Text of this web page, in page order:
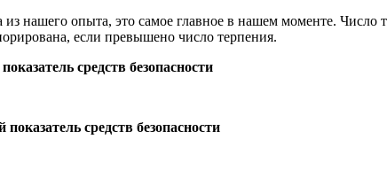
нашего опыта, это самое главное в нашем моменте. Число
если превышено число терпения.
средств безопасности